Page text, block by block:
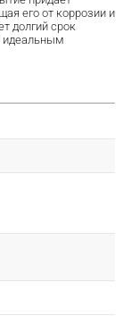
его от коррозии и
долгий срок
идеальным